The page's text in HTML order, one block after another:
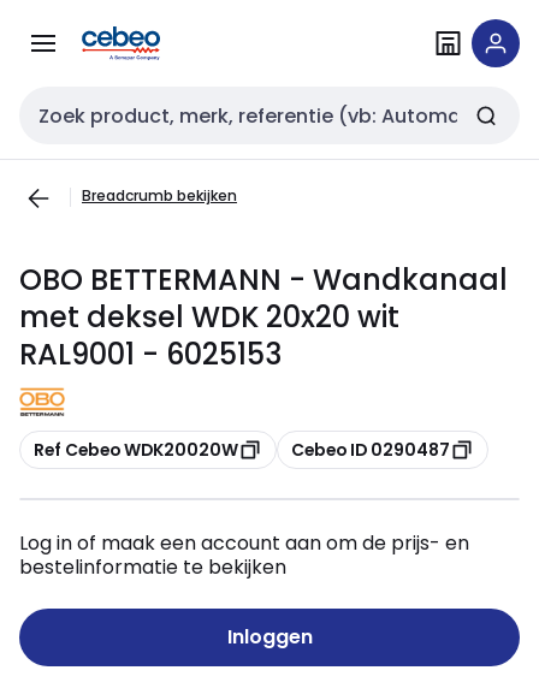
naar
naar
Zoekveld invoer
Breadcrumb bekijken
OBO BETTERMANN - Wandkanaal
met deksel WDK 20x20 wit
RAL9001 - 6025153
Kopiëren
Ref Cebeo WDK20020W Kopiëren
Cebeo ID 0290487
Log in of maak een account aan om de prijs- en
bestelinformatie te bekijken
Inloggen